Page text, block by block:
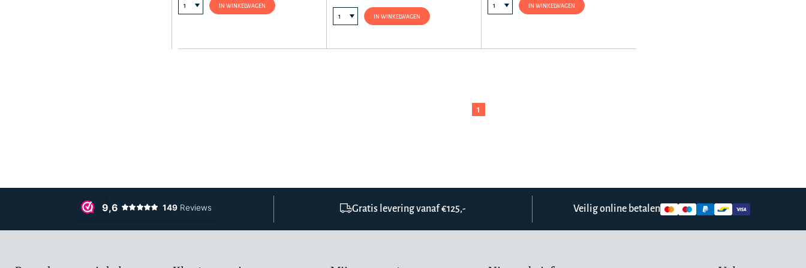
IN WINKELWAGEN
IN WINKELWAGEN
IN WINKELWAGEN
1
Gratis levering vanaf €125,- Veilig online betalen